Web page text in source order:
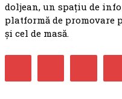
doljean, un spațiu de
platformă de promovare
și cel de masă.